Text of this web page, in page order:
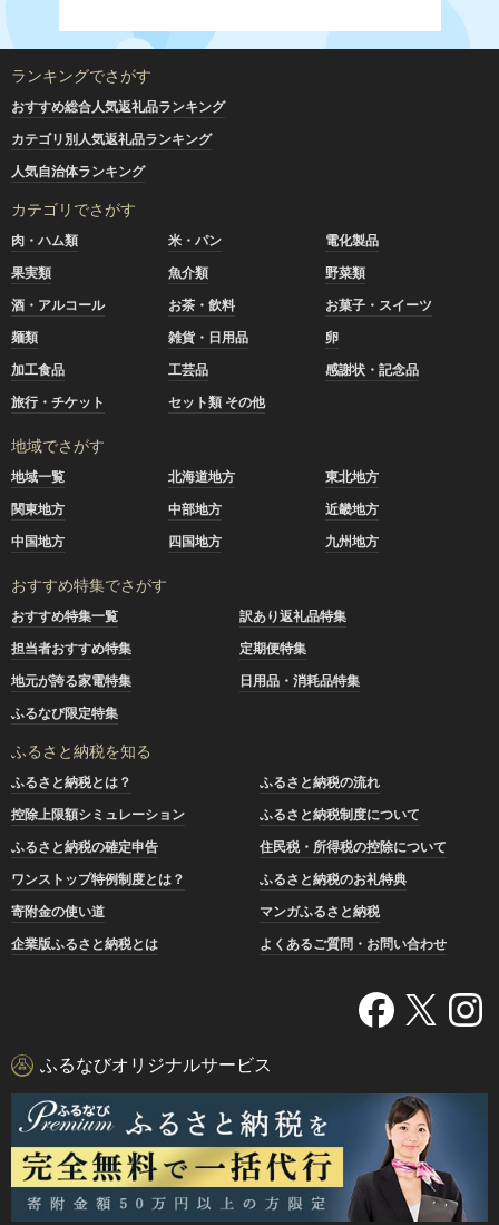
ランキングでさがす
おすすめ総合人気返礼品ランキング
カテゴリ別人気返礼品ランキング
人気自治体ランキング
カテゴリでさがす
肉・ハム類 米・パン
電化製品
果実類
魚介類
野菜類
酒・アルコール
お茶・飲料
お菓子・スイーツ
麺類
雑貨・日用品
卵
加工食品
工芸品
感謝状・記念品
旅行・チケット
セット類 その他
地域でさがす
地域一覧 北海道地方
東北地方
関東地方
中部地方
近畿地方
中国地方
四国地方 九州地方
おすすめ特集でさがす
おすすめ特集一覧
訳あり返礼品特集
担当者おすすめ特集
定期便特集
地元が誇る家電特集
日用品・消耗品特集
ふるなび限定特集
ふるさと納税を知る
ふるさと納税とは？
ふるさと納税の流れ
控除上限額シミュレーション
ふるさと納税制度について
ふるさと納税の確定申告
住民税・所得税の控除について
ワンストップ特例制度とは？
ふるさと納税のお礼特典
寄附金の使い道
マンガふるさと納税
企業版ふるさと納税とは
よくあるご質問・お問い合わせ
ふるなびオリジナルサービス